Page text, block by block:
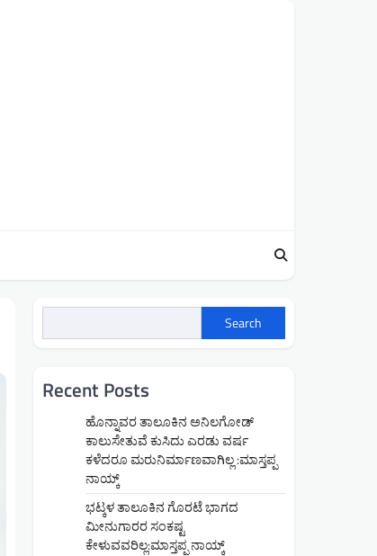
Search
Recent Posts
ಹೊನ್ನಾವರ ತಾಲೂಕಿನ ಅನಿಲಗೋಡ್
ಕಾಲುಸೇತುವೆ ಕುಸಿದು ಎರಡು ವರ್ಷ
ಕಳೆದರೂ ಮರುನಿರ್ಮಾಣವಾಗಿಲ್ಲ :ಮಾಸ್ತಪ್ಪ
ನಾಯ್ಕ್
ಭಟ್ಕಳ ತಾಲೂಕಿನ ಗೊರಟೆ ಭಾಗದ
ಮೀನುಗಾರರ ಸಂಕಷ್ಟ
ಕೇಳುವವರಿಲ್ಲ:ಮಾಸ್ತಪ್ಪ ನಾಯ್ಕ್